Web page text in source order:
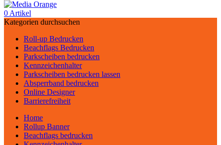
0 Artikel
Kategorien durchsuchen
Roll-up Bedrucken
Beachflags Bedrucken
Parkscheiben bedrucken
Kennzeichenhalter
Parkscheiben bedrucken lassen
Absperrband bedrucken
Online Designer
Barrierefreiheit
Home
Rollup Banner
Beachflags bedrucken